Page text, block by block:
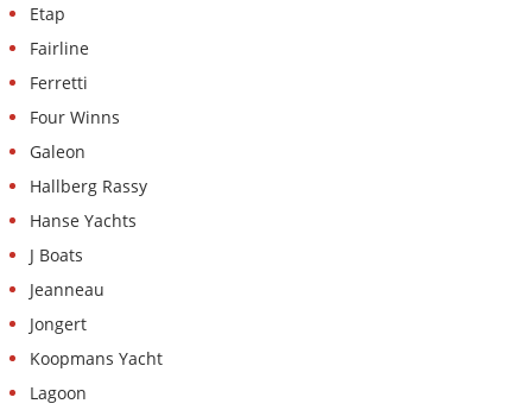
Etap
Fairline
Ferretti
Four Winns
Galeon
Hallberg Rassy
Hanse Yachts
J Boats
Jeanneau
Jongert
Koopmans Yacht
Lagoon